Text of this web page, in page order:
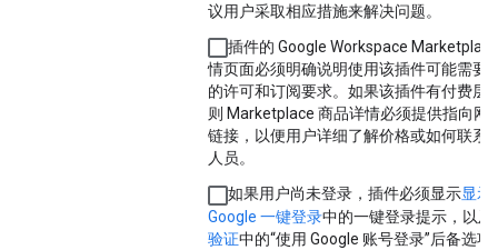
议用户采取相应措施来解决问题。
插件的 Google Workspace
情页面必须明确说明使用该插件可能需要
的许可和订阅要求。如果该插件有付费层
则 Marketplace 商品详情必须提供指向网
链接，以便用户详细了解价格或如何联系
人员。
如果用户尚未登录，插件必须显示显示
Google 一键登录中的一键登录提示，以及
验证中的“使用 Google 账号登录”后备选项